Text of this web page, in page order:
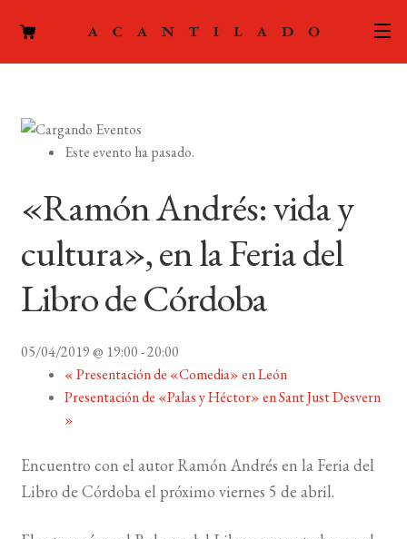
PODCAST
LA EDITORIAL
FOREIGN RIGHTS
CONTACTO
MI CUENTA
LISTA DE LIBROS
Este evento ha pasado.
«Ramón Andrés: vida y
cultura», en la Feria del
Libro de Córdoba
05/04/2019 @ 19:00-20:00
«Presentación de «Comedia» en León
Presentación de «Palas y Héctor» en Sant Just Desvern
»
Encuentro con el autor Ramón Andrés en la Feria del
Libro de Córdoba el próximo viernes 5 de abril.